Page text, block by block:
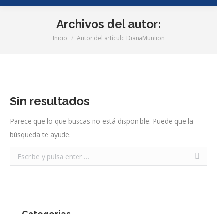
Archivos del autor:
Estás aquí:
Inicio Autor del artículo DianaMuntion
Sin resultados
Parece que lo que buscas no está disponible. Puede que la
búsqueda te ayude.
Buscar: